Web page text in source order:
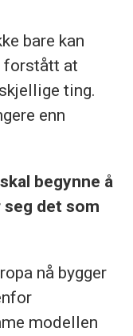
bare kan
forstått at
ting.
enn
begynne å
det som
nå bygger
modellen